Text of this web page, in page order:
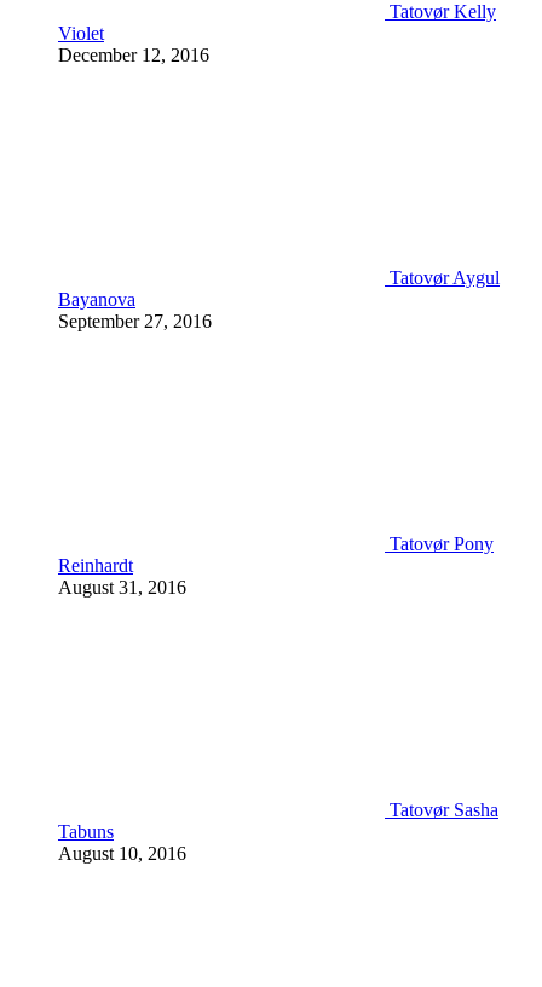
Tatovør Kelly
Violet
December 12, 2016
Tatovør Aygul
Bayanova
September 27, 2016
Tatovør Pony
Reinhardt
August 31, 2016
Tatovør Sasha
Tabuns
August 10, 2016